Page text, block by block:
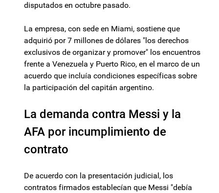
disputados en octubre pasado.
La empresa, con sede en Miami, sostiene que
adquirió por 7 millones de dólares "los derechos
exclusivos de organizar y promover" los encuentros
frente a Venezuela y Puerto Rico, en el marco de un
acuerdo que incluía condiciones específicas sobre
la participación del capitán argentino.
La demanda contra Messi y la
AFA por incumplimiento de
contrato
De acuerdo con la presentación judicial, los
contratos firmados establecían que Messi "debía